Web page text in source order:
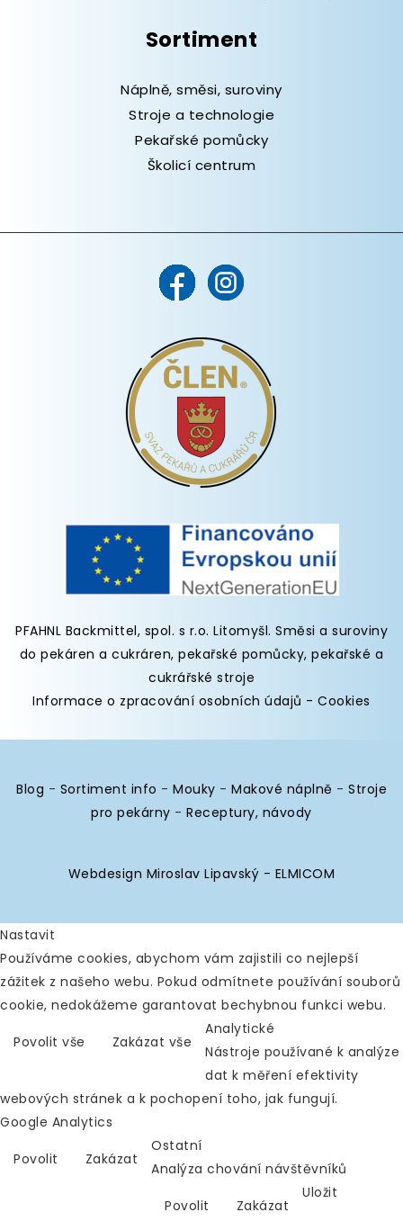
Sortiment
Náplně, směsi, suroviny
Stroje a technologie
Pekařské pomůcky
Školicí centrum
PFAHNL Backmittel, spol. s r.o. Litomyšl. Směsi a suroviny
do pekáren a cukráren,pekařské pomůcky,pekařské a
cukrářské stroje
Informace o zpracování osobních údajů -Cookies
Blog - Sortiment info - Mouky - Makové náplně - Stroje
pro pekárny -Receptury, návody
Webdesign Miroslav Lipavský - ELMICOM
Nastavit
Používáme cookies, abychom vám zajistili co nejlepší
zážitek z našeho webu. Pokud odmítnete používání souborů
cookie, nedokážeme garantovat bechybnou funkci webu.
Povolit vše Zakázat vše
Analytické
Nástroje používané k analýze
dat k měření efektivity
webových stránek a k pochopení toho, jak fungují.
Google Analytics
Povolit Zakázat
Ostatní
Analýza chování návštěvníků
Povolit Zakázat
Uložit